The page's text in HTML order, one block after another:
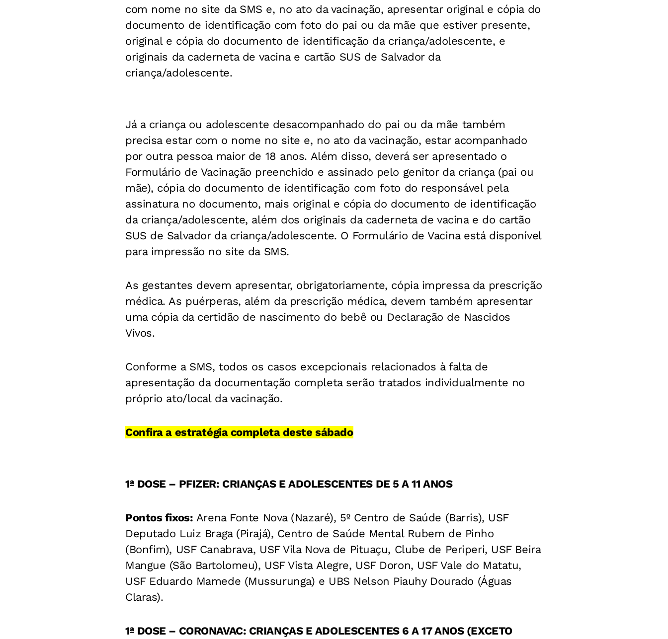
com nome no site da SMS e, no ato da vacinação, apresentar original e cópia do
documento de identificação com foto do pai ou da mãe que estiver presente,
original e cópia do documento de identificação da criança/adolescente, e
originais da caderneta de vacina e cartão SUS de Salvador da
criança/adolescente.
Já a criança ou adolescente desacompanhado do pai ou da mãe também
precisa estar com o nome no site e, no ato da vacinação, estar acompanhado
por outra pessoa maior de 18 anos. Além disso, deverá ser apresentado o
Formulário de Vacinação preenchido e assinado pelo genitor da criança (pai ou
mãe), cópia do documento de identificação com foto do responsável pela
assinatura no documento, mais original e cópia do documento de identificação
da criança/adolescente, além dos originais da caderneta de vacina e do cartão
SUS de Salvador da criança/adolescente. O Formulário de Vacina está disponível
para impressão no site da SMS.
As gestantes devem apresentar, obrigatoriamente, cópia impressa da prescrição
médica. As puérperas, além da prescrição médica, devem também apresentar
uma cópia da certidão de nascimento do bebê ou Declaração de Nascidos
Vivos.
Conforme a SMS, todos os casos excepcionais relacionados à falta de
apresentação da documentação completa serão tratados individualmente no
próprio ato/local da vacinação.
Confira a estratégia completa deste sábado
1ª DOSE – PFIZER: CRIANÇAS E ADOLESCENTES DE 5 A 11 ANOS
Pontos fixos: Arena Fonte Nova (Nazaré), 5º Centro de Saúde (Barris), USF
Deputado Luiz Braga (Pirajá), Centro de Saúde Mental Rubem de Pinho
(Bonfim), USF Canabrava, USF Vila Nova de Pituaçu, Clube de Periperi, USF Beira
Mangue (São Bartolomeu), USF Vista Alegre, USF Doron, USF Vale do Matatu,
USF Eduardo Mamede (Mussurunga) e UBS Nelson Piauhy Dourado (Águas
Claras).
1ª DOSE – CORONAVAC: CRIANÇAS E ADOLESCENTES 6 A 17 ANOS (EXCETO